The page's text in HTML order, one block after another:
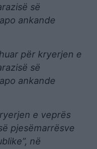
së
ankande
për kryerjen e
së
ankande
e veprës
pjesëmarrësve
në